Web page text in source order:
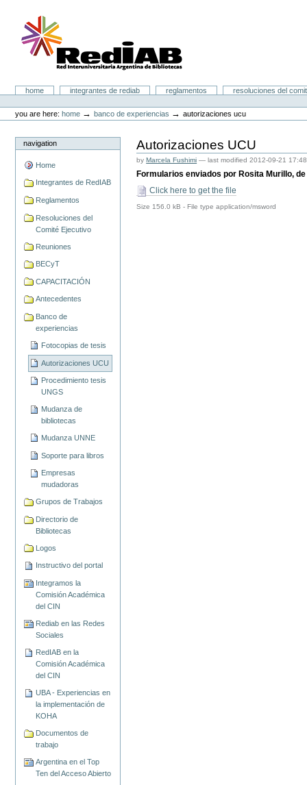
content.
Portal RedIAB
Sectionshome integrantes de rediab reglamentos
resoluciones del
tools
you are here: home →banco de experiencias →autorizaciones ucu
navigation
Home
Integrantes de RedIAB
Reglamentos
Resoluciones del
Comité Ejecutivo
Reuniones
BECyT
CAPACITACIÓN
Antecedentes
Banco de
experiencias
Fotocopias de tesis
Autorizaciones UCU
Procedimiento tesis
UNGS
Mudanza de
bibliotecas
Mudanza UNNE
Soporte para libros
Empresas
mudadoras
Grupos de Trabajos
Directorio de
Bibliotecas
Logos
Instructivo del portal
Integramos la
Comisión Académica
del CIN
Rediab en las Redes
Sociales
RedIAB en la
Comisión Académica
del CIN
UBA - Experiencias en
la implementación de
KOHA
Documentos de
trabajo
Argentina en el Top
Ten del Acceso Abierto
Autorizaciones UCU
by Marcela Fushimi — last modified2012-09-21 17:48
Formularios enviados por Rosita Murillo,
Click here to get the file
Size 156.0 kB -File typeapplication/msword